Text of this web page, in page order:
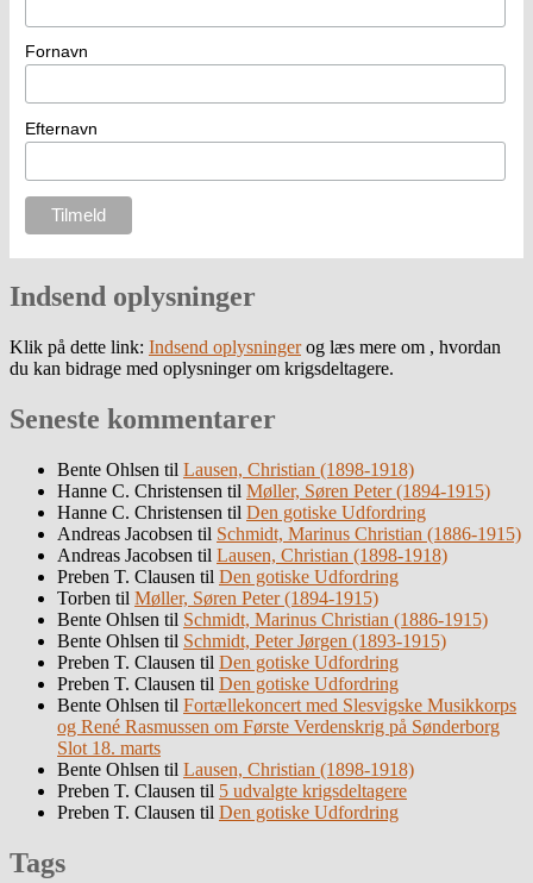
Fornavn
Efternavn
Indsend oplysninger
Klik på dette link: Indsend oplysningerog læs mere om , hvordan
du kan bidrage med oplysninger om krigsdeltagere.
Seneste kommentarer
Bente Ohlsen til Lausen, Christian (1898-1918)
Hanne C. Christensen til Møller, Søren Peter (1894-1915)
Hanne C. Christensen til Den gotiske Udfordring
Andreas Jacobsen til Schmidt, Marinus Christian (1886-1915)
Andreas Jacobsen til Lausen, Christian (1898-1918)
Preben T. Clausen til Den gotiske Udfordring
Torben til Møller, Søren Peter (1894-1915)
Bente Ohlsen til Schmidt, Marinus Christian (1886-1915)
Bente Ohlsen til Schmidt, Peter Jørgen (1893-1915)
Preben T. Clausen til Den gotiske Udfordring
Preben T. Clausen til Den gotiske Udfordring
Bente Ohlsen til Fortællekoncert med Slesvigske Musikkorps
og René Rasmussen om Første Verdenskrig på Sønderborg
Slot 18. marts
Bente Ohlsen til Lausen, Christian (1898-1918)
Preben T. Clausen til 5 udvalgte krigsdeltagere
Preben T. Clausen til Den gotiske Udfordring
Tags